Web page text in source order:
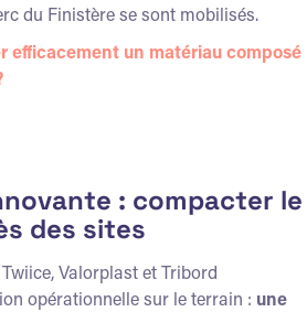
du Finistère se sont mobilisés.
efficacement un matériau composé
: compacter le
des sites
Valorplast et Tribord
opérationnelle sur le terrain : une